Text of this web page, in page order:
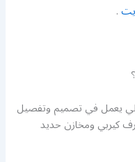
.
يعمل في تصميم وتفصيل
كيربي ومخازن حديد